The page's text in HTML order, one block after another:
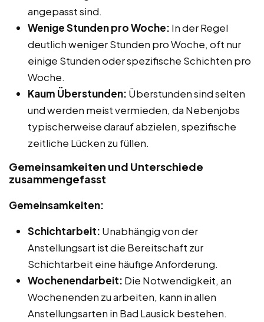
angepasst sind.
Wenige Stunden pro Woche: In der Regel
deutlich weniger Stunden pro Woche, oft nur
einige Stunden oder spezifische Schichten pro
Woche.
Kaum Überstunden: Überstunden sind selten
und werden meist vermieden, da Nebenjobs
typischerweise darauf abzielen, spezifische
zeitliche Lücken zu füllen.
Gemeinsamkeiten und Unterschiede
zusammengefasst
Gemeinsamkeiten:
Schichtarbeit: Unabhängig von der
Anstellungsart ist die Bereitschaft zur
Schichtarbeit eine häufige Anforderung.
Wochenendarbeit: Die Notwendigkeit, an
Wochenenden zu arbeiten, kann in allen
Anstellungsarten in Bad Lausick bestehen.